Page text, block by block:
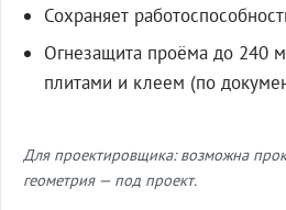
Сохраняет
Огнезащита проёма до 240
плитами и клеем (по
Для проектировщика: возможна
геометрия — под проект.